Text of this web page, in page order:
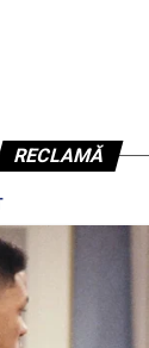
RECLAMĂ